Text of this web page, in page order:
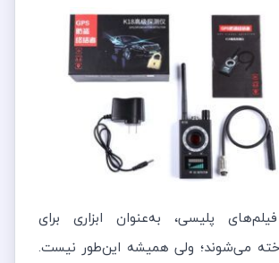
پلیسی، به‌عنوان ابزاری برای
می‌شوند؛ ولی همیشه این‌طور نیست.